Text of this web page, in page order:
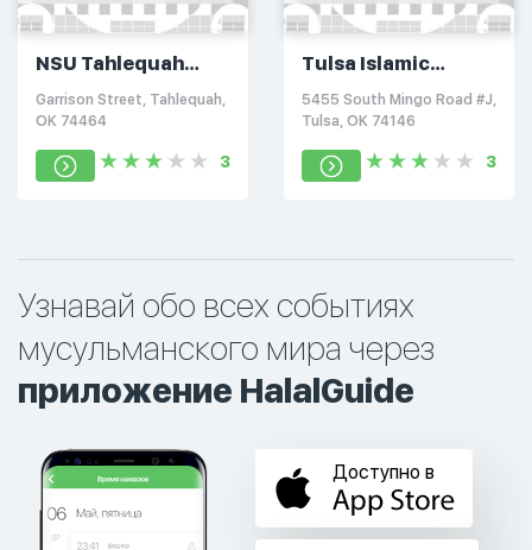
NSU Tahlequah
Musalla
Garrison Street, Tahlequah,
OK 74464
3
Tulsa Islamic
Foundation
5455 South Mingo Road #J,
Tulsa, OK 74146
3
Узнавай обо всех событиях
мусульманского мира через
приложение HalalGuide
Доступно в